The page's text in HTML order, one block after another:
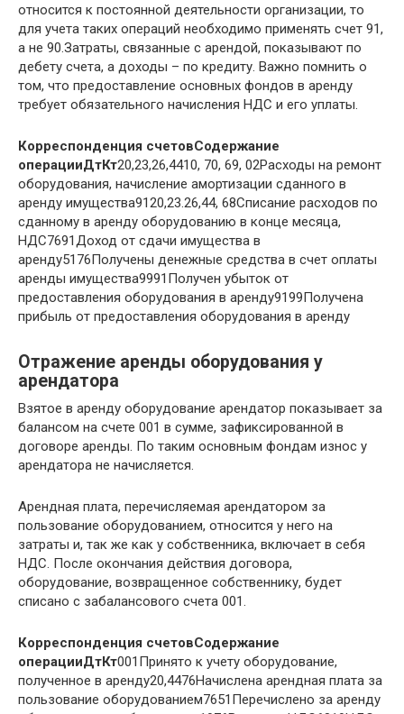
относится к постоянной деятельности организации, то
для учета таких операций необходимо применять счет 91,
а не 90.Затраты, связанные с арендой, показывают по
дебету счета, а доходы – по кредиту. Важно помнить о
том, что предоставление основных фондов в аренду
требует обязательного начисления НДС и его уплаты.
Корреспонденция счетовСодержание
операцииДтКт20,23,26,4410, 70, 69, 02Расходы на ремонт
оборудования, начисление амортизации сданного в
аренду имущества9120,23.26,44, 68Списание расходов по
сданному в аренду оборудованию в конце месяца,
НДС7691Доход от сдачи имущества в
аренду5176Получены денежные средства в счет оплаты
аренды имущества9991Получен убыток от
предоставления оборудования в аренду9199Получена
прибыль от предоставления оборудования в аренду
Отражение аренды оборудования у
арендатора
Взятое в аренду оборудование арендатор показывает за
балансом на счете 001 в сумме, зафиксированной в
договоре аренды. По таким основным фондам износ у
арендатора не начисляется.
Арендная плата, перечисляемая арендатором за
пользование оборудованием, относится у него на
затраты и, так же как у собственника, включает в себя
НДС. После окончания действия договора,
оборудование, возвращенное собственнику, будет
списано с забалансового счета 001.
Корреспонденция счетовСодержание
операцииДтКт001Принято к учету оборудование,
полученное в аренду20,4476Начислена арендная плата за
пользование оборудованием7651Перечислено за аренду